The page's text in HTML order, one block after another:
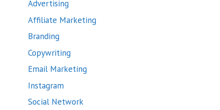
Advertising
Affiliate Marketing
Branding
Copywriting
Email Marketing
Instagram
Social Network